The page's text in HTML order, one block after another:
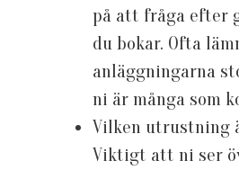
på att fråga efter
du bokar. Ofta
anläggningarna
ni är många som
Vilken utrustning
Viktigt att ni ser